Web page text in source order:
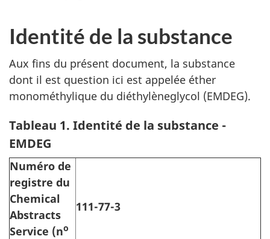
Identité de la substance
Aux fins du présent document, la substance
dont il est question ici est appelée éther
monométhylique du diéthylèneglycol (EMDEG).
Tableau 1. Identité de la substance -
EMDEG
Numéro de
registre du
Chemical
Abstracts
Service (no
111-77-3